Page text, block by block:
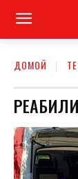
ДОМОЙ